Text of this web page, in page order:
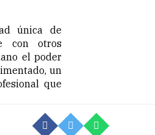
única de
con otros
el poder
un
que